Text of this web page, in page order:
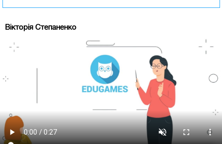
Вікторія Степаненко